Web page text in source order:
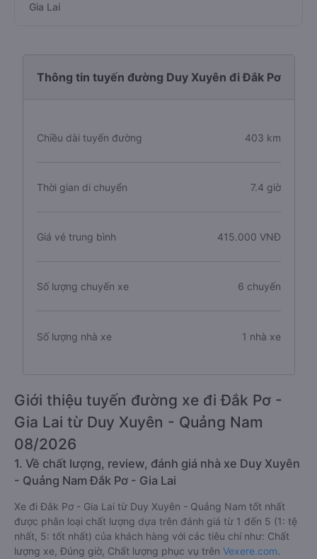
Gia Lai
Thông tin tuyến đường Duy Xuyên đi Đắk Pơ
Chiều dài tuyến đường 403 km
Thời gian di chuyển 7.4 giờ
Giá vé trung bình 415.000 VNĐ
Số lượng chuyến xe 6 chuyến
Số lượng nhà xe 1 nhà xe
Giới thiệu tuyến đường xe đi Đắk Pơ -
Gia Lai từ Duy Xuyên - Quảng Nam
08/2026
1. Về chất lượng, review, đánh giá nhà xe Duy Xuyên
- Quảng Nam Đắk Pơ - Gia Lai
Xe đi Đắk Pơ - Gia Lai từ Duy Xuyên - Quảng Nam tốt nhất
được phân loại chất lượng dựa trên đánh giá từ 1 đến 5 (1: tệ
nhất, 5: tốt nhất) của khách hàng với các tiêu chí như: Chất
lượng xe, Đúng giờ, Chất lượng phục vụ trên Vexere.com.